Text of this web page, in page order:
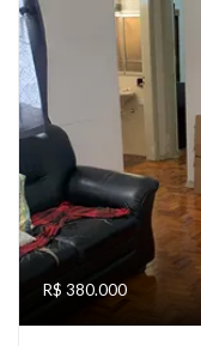
R$ 380.000